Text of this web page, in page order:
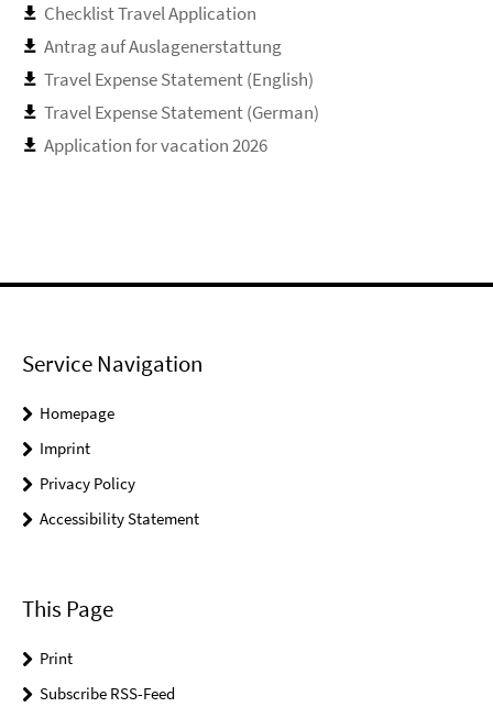
Checklist Travel Application
Antrag auf Auslagenerstattung
Travel Expense Statement (English)
Travel Expense Statement (German)
Application for vacation 2026
Service Navigation
Homepage
Imprint
Privacy Policy
Accessibility Statement
This Page
Print
Subscribe RSS-Feed